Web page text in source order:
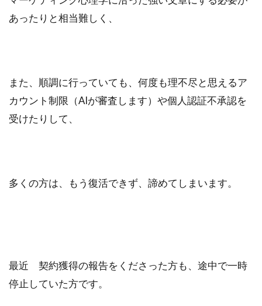
あったりと相当難しく、
また、順調に行っていても、何度も理不尽と思えるア
カウント制限（AIが審査します）や個人認証不承認を
受けたりして、
多くの方は、もう復活できず、諦めてしまいます。
最近 契約獲得の報告をくださった方も、途中で一時
停止していた方です。